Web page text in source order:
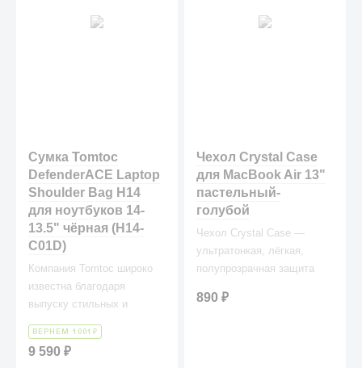
Сумка Tomtoc
DefenderACE Laptop
Shoulder Bag H14
для ноутбуков 14-
13.5" чёрная (H14-
C01D)
Компания Tomtoc широко
известна благодаря
выпуску стильных и
качественных аксессуаров.
ВЕРНЕМ 1001 ₽
9 590₽
Чехол Crystal Case
для MacBook Air 13"
пастельный-
голубой
Чехол Crystal Case —
ультратонкая, лёгкая,
полупрозрачная защита
лэптопа.
890₽